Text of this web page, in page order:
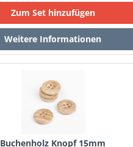
Buchenholz Knopf 15mm